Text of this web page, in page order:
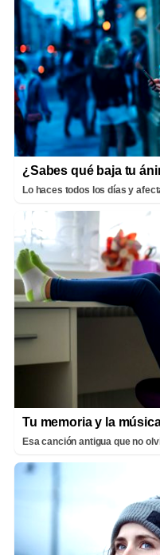
¿Sabes qué baja tu
Lo haces todos los días y
Tu memoria y la
Esa canción antigua que no